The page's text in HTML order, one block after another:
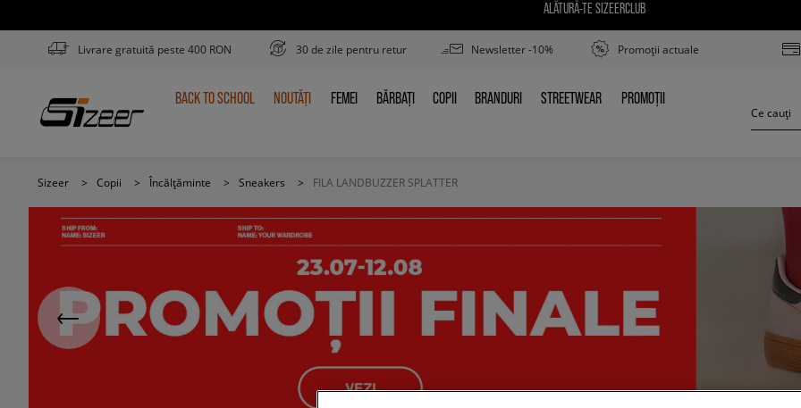
ALĂTURĂ-TE SIZEERCLUB
Livrare gratuită peste 400 RON 30 de zile pentru retur Newsletter -10% Promoții actuale
BACK
BACK TO SCHOOL NOUTĂȚI
NOUTĂȚI FEMEI
FEMEI BĂRBAȚI
BĂRBAȚI COPII
COPII BRANDURI
BRANDURI STREETWEAR
STREETWEAR PROMOȚII
PROMOȚII
Sizeer > Copii > Încălțăminte > Sneakers > FILA LANDBUZZER SPLATTER